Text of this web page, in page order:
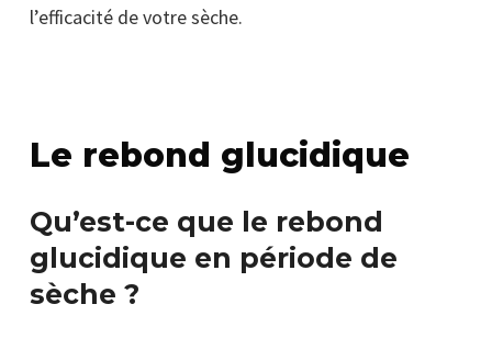
l’efficacité de votre sèche.
Le rebond glucidique
Qu’est-ce que le rebond
glucidique en période de
sèche ?